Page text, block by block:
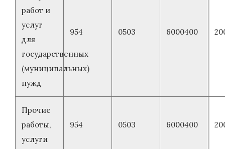
работ и
услуг
для
государственных
(муниципальных)
нужд
954 0503 6000400
Прочие
работы,
услуги
954 0503 6000400